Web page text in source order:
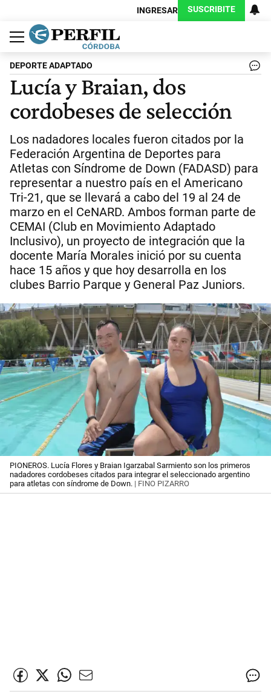
INGRESAR SUSCRIBITE
Política
Economía
Judiciales
Sociedad
Cultura
Espectáculos
Deportes
Protagonistas
DEPORTE ADAPTADO
Lucía y Braian, dos
cordobeses de selección
Los nadadores locales fueron citados por la
Federación Argentina de Deportes para
Atletas con Síndrome de Down (FADASD) para
representar a nuestro país en el Americano
Tri-21, que se llevará a cabo del 19 al 24 de
marzo en el CeNARD. Ambos forman parte de
CEMAI (Club en Movimiento Adaptado
Inclusivo), un proyecto de integración que la
docente María Morales inició por su cuenta
hace 15 años y que hoy desarrolla en los
clubes Barrio Parque y General Paz Juniors.
PIONEROS. Lucía Flores y Braian Igarzabal Sarmiento son los primeros
nadadores cordobeses citados para integrar el seleccionado argentino
para atletas con síndrome de Down. | FINO PIZARRO